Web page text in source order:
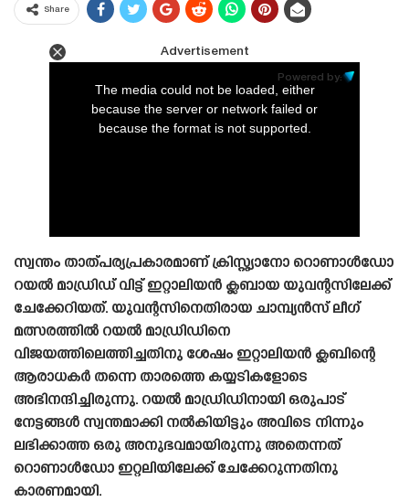
Share
Advertisement
Powered by:
The media could not be loaded, either
because the server or network failed or
because the format is not supported.
സ്വന്തം താത്പര്യപ്രകാരമാണ് ക്രിസ്റ്റ്യാനോ റൊണാൾഡോ
റയൽ മാഡ്രിഡ് വിട്ട് ഇറ്റാലിയൻ ക്ലബായ യുവന്റസിലേക്ക്
ചേക്കേറിയത്. യുവന്റസിനെതിരായ ചാമ്പ്യൻസ് ലീഗ്
മത്സരത്തിൽ റയൽ മാഡ്രിഡിനെ
വിജയത്തിലെത്തിച്ചതിനു ശേഷം ഇറ്റാലിയൻ ക്ലബിന്റെ
ആരാധകർ തന്നെ താരത്തെ കയ്യടികളോടെ
അഭിനന്ദിച്ചിരുന്നു. റയൽ മാഡ്രിഡിനായി ഒരുപാട്
നേട്ടങ്ങൾ സ്വന്തമാക്കി നൽകിയിട്ടും അവിടെ നിന്നും
ലഭിക്കാത്ത ഒരു അനുഭവമായിരുന്നു അതെന്നത്
റൊണാൾഡോ ഇറ്റലിയിലേക്ക് ചേക്കേറുന്നതിനു
കാരണമായി.